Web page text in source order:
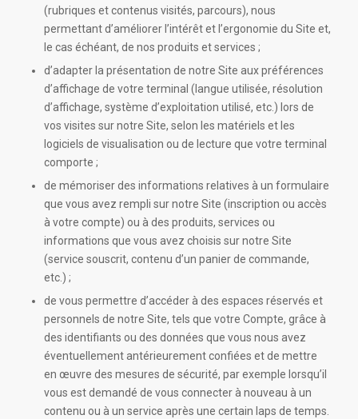
(rubriques et contenus visités, parcours), nous
permettant d’améliorer l’intérêt et l’ergonomie du Site et,
le cas échéant, de nos produits et services ;
d’adapter la présentation de notre Site aux préférences
d’affichage de votre terminal (langue utilisée, résolution
d’affichage, système d’exploitation utilisé, etc.) lors de
vos visites sur notre Site, selon les matériels et les
logiciels de visualisation ou de lecture que votre terminal
comporte ;
de mémoriser des informations relatives à un formulaire
que vous avez rempli sur notre Site (inscription ou accès
à votre compte) ou à des produits, services ou
informations que vous avez choisis sur notre Site
(service souscrit, contenu d’un panier de commande,
etc.) ;
de vous permettre d’accéder à des espaces réservés et
personnels de notre Site, tels que votre Compte, grâce à
des identifiants ou des données que vous nous avez
éventuellement antérieurement confiées et de mettre
en œuvre des mesures de sécurité, par exemple lorsqu’il
vous est demandé de vous connecter à nouveau à un
contenu ou à un service après une certain laps de temps.